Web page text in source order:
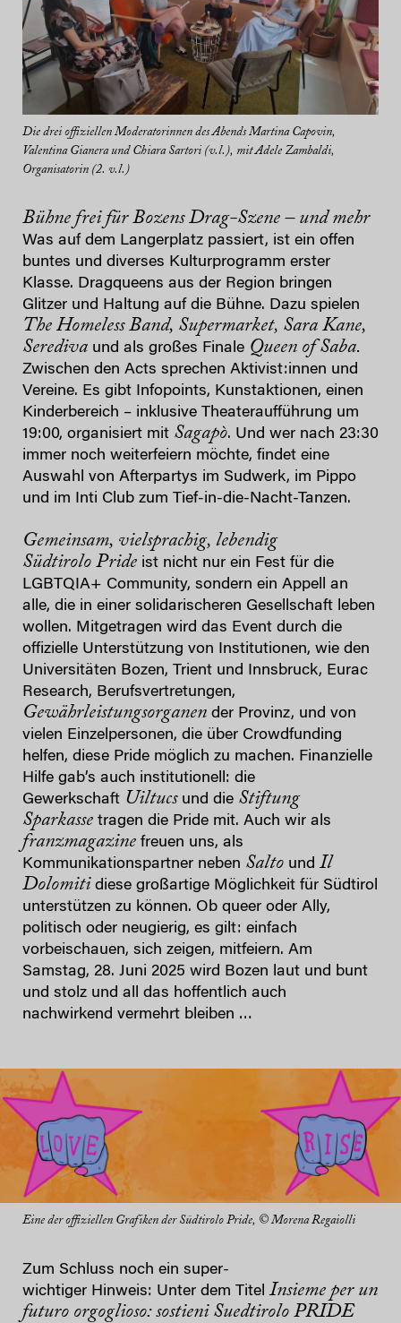
Die drei offiziellen Moderatorinnen des Abends Martina Capovin,
Valentina Gianera und Chiara Sartori (v.l.), mit Adele Zambaldi,
Organisatorin (2. v.l.)
Bühne frei für Bozens Drag-Szene – und mehr
Was auf dem Langerplatz passiert, ist ein offen
buntes und diverses Kulturprogramm erster
Klasse. Dragqueens aus der Region bringen
Glitzer und Haltung auf die Bühne. Dazu spielen
The Homeless Band, Supermarket, Sara Kane,
Serediva und als großes Finale Queen of Saba.
Zwischen den Acts sprechen Aktivist:innen und
Vereine. Es gibt Infopoints, Kunstaktionen, einen
Kinderbereich – inklusive Theateraufführung um
19:00, organisiert mit Sagapò. Und wer nach 23:30
immer noch weiterfeiern möchte, findet eine
Auswahl von Afterpartys im Sudwerk, im Pippo
und im Inti Club zum Tief-in-die-Nacht-Tanzen.
Gemeinsam, vielsprachig, lebendig
Südtirolo Pride ist nicht nur ein Fest für die
LGBTQIA+ Community, sondern ein Appell an
alle, die in einer solidarischeren Gesellschaft leben
wollen. Mitgetragen wird das Event durch die
offizielle Unterstützung von Institutionen, wie den
Universitäten Bozen, Trient und Innsbruck, Eurac
Research, Berufsvertretungen,
Gewährleistungsorganen der Provinz, und von
vielen Einzelpersonen, die über Crowdfunding
helfen, diese Pride möglich zu machen. Finanzielle
Hilfe gab’s auch institutionell: die
Gewerkschaft Uiltucsund die Stiftung
Sparkasse tragen die Pride mit. Auch wir als
franzmagazine freuen uns, als
Kommunikationspartner neben Salto und Il
Dolomiti diese großartige Möglichkeit für Südtirol
unterstützen zu können. Ob queer oder Ally,
politisch oder neugierig, es gilt: einfach
vorbeischauen, sich zeigen, mitfeiern. Am
Samstag, 28. Juni 2025 wird Bozen laut und bunt
und stolz und all das hoffentlich auch
nachwirkend vermehrt bleiben …
Eine der offiziellen Grafiken der Südtirolo Pride, © Morena Regaiolli
Zum Schluss noch ein super-
wichtiger Hinweis: Unter dem Titel Insieme per un
futuro orgoglioso: sostieni Suedtirolo PRIDE